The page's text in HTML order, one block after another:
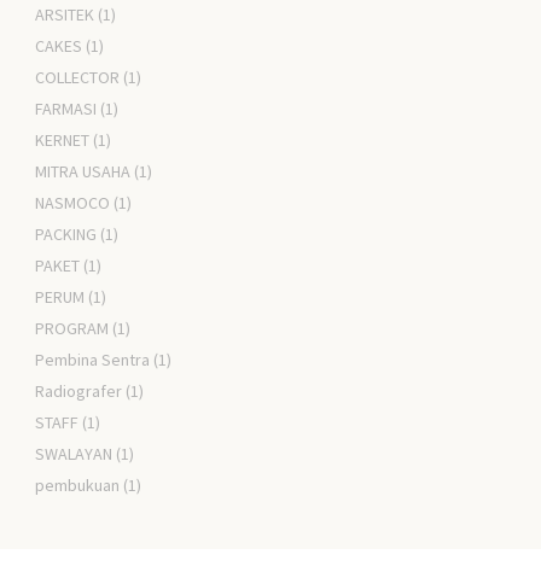
ARSITEK (1)
CAKES (1)
COLLECTOR (1)
FARMASI (1)
KERNET (1)
MITRA USAHA (1)
NASMOCO (1)
PACKING (1)
PAKET (1)
PERUM (1)
PROGRAM (1)
Pembina Sentra (1)
Radiografer (1)
STAFF (1)
SWALAYAN (1)
pembukuan (1)